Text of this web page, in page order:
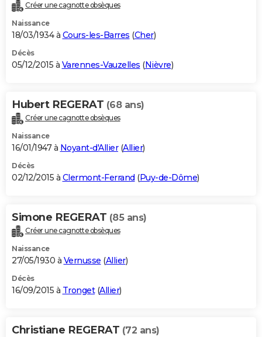
Créer une cagnotte obsèques
Naissance
18/03/1934 à Cours-les-Barres (Cher)
Décès
05/12/2015 à Varennes-Vauzelles (Nièvre)
Hubert REGERAT (68 ans)
Créer une cagnotte obsèques
Naissance
16/01/1947 à Noyant-d'Allier(Allier)
Décès
02/12/2015 à Clermont-Ferrand (Puy-de-Dôme)
Simone REGERAT (85 ans)
Créer une cagnotte obsèques
Naissance
27/05/1930 à Vernusse (Allier)
Décès
16/09/2015 à Tronget(Allier)
Christiane REGERAT (72 ans)